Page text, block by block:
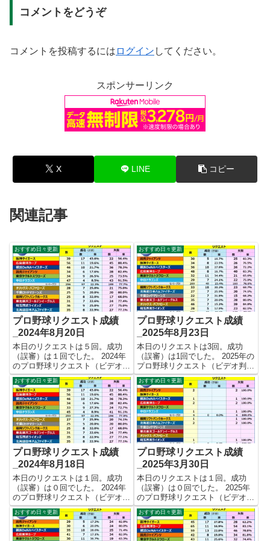
コメントをどうぞ
コメントを投稿するには ログイン してください。
スポンサーリンク
X LINE コピー
関連記事
おすすめ日々更新
プロ野球リクエスト成績
_2024年8月20日
本日のリクエストは５回。成功
（誤審）は１回でした。 2024年
のプロ野球リクエスト（ビデオ判
定）成績を記録集計しています。
今シーズンのリクエスト成功率は
これで23.2%。リクエスト数436
回、成功101回、失敗335回とな
りました。 【リク...
おすすめ日々更新
プロ野球リクエスト成績
_2025年8月23日
本日のリクエストは3回。成功
（誤審）は1回でした。 2025年の
プロ野球リクエスト（ビデオ判
定）成績を記録集計しています。
今シーズンのリクエスト成功率は
これで23.0%。リクエスト数400
回、成功92回、失敗308回となり
ました。 【リクエ...
おすすめ日々更新
プロ野球リクエスト成績
_2024年8月18日
本日のリクエストは１回。成功
（誤審）は０回でした。 2024年
のプロ野球リクエスト（ビデオ判
定）成績を記録集計しています。
今シーズンのリクエスト成功率は
これで23.2%。リクエスト数431
回、成功100回、失敗331回とな
おすすめ日々更新
プロ野球リクエスト成績
_2025年3月30日
本日のリクエストは１回。成功
（誤審）は０回でした。 2025年
のプロ野球リクエスト（ビデオ判
定）成績を記録集計しています。
今シーズンのリクエスト成功率は
これで0.0%。リクエスト数10
回、成功0回、失敗10回となりま
おすすめ日々更新 おすすめ日々更新